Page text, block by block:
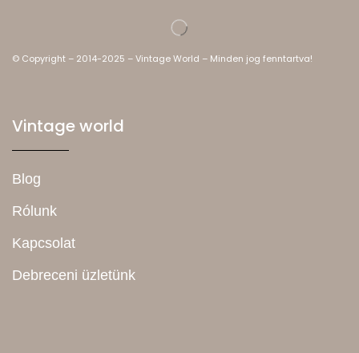
© Copyright – 2014-2025 – Vintage World – Minden jog fenntartva!
Vintage world
Blog
Rólunk
Kapcsolat
Debreceni üzletünk